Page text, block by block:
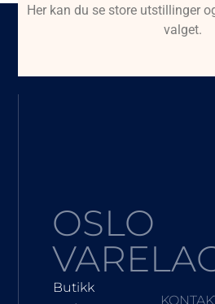
Her kan du se store utstillinger
valget.
OSLO
Butikk